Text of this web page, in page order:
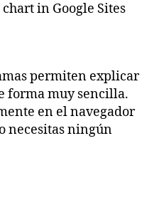
in Google Sites
permiten explicar
forma muy sencilla.
en el navegador
necesitas ningún